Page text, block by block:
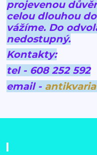
projevenou
celou dlouhou
vážíme. Do
nedostupný.
Kontakty:
tel - 608 252 592
email -